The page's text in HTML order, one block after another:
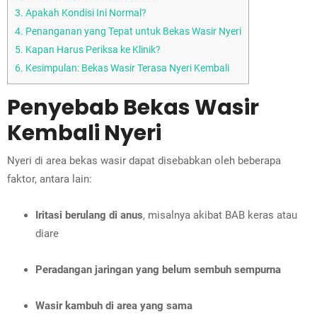
3. Apakah Kondisi Ini Normal?
4. Penanganan yang Tepat untuk Bekas Wasir Nyeri
5. Kapan Harus Periksa ke Klinik?
6. Kesimpulan: Bekas Wasir Terasa Nyeri Kembali
Penyebab Bekas Wasir
Kembali Nyeri
Nyeri di area bekas wasir dapat disebabkan oleh beberapa
faktor, antara lain:
Iritasi berulang di anus, misalnya akibat BAB keras atau
diare
Peradangan jaringan yang belum sembuh sempurna
Wasir kambuh di area yang sama